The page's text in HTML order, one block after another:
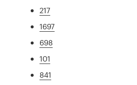
217
1697
698
101
841